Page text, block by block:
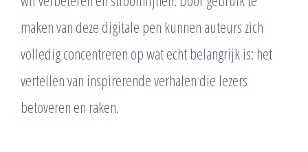
maken van deze digitale pen kunnen auteurs zich
volledig concentreren op wat echt belangrijk is: het
vertellen van inspirerende verhalen die lezers
betoveren en raken.